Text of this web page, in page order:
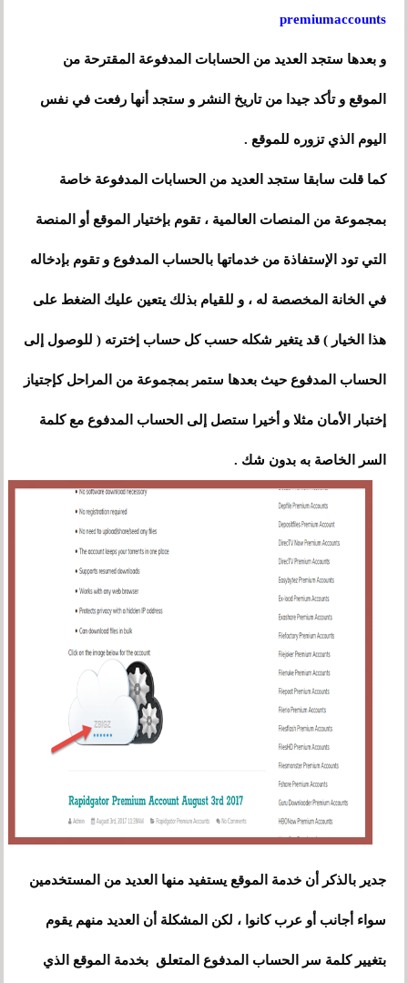
premiumaccounts
و بعدها ستجد العديد من الحسابات المدفوعة المقترحة من
الموقع و تأكد جيدا من تاريخ النشر و ستجد أنها رفعت في نفس
اليوم الذي تزوره للموقع .
كما قلت سابقا ستجد العديد من الحسابات المدفوعة خاصة
بمجموعة من المنصات العالمية ، تقوم بإختيار الموقع أو المنصة
التي تود الإستفاذة من خدماتها بالحساب المدفوع و تقوم بإدخاله
في الخانة المخصصة له ، و للقيام بذلك يتعين عليك الضغط على
هذا الخيار ) قد يتغير شكله حسب كل حساب إخترته ( للوصول إلى
الحساب المدفوع حيث بعدها ستمر بمجموعة من المراحل كإجتياز
إختبار الأمان مثلا و أخيرا ستصل إلى الحساب المدفوع مع كلمة
السر الخاصة به بدون شك .
جدير بالذكر أن خدمة الموقع يستفيد منها العديد من المستخدمين
سواء أجانب أو عرب كانوا ، لكن المشكلة أن العديد منهم يقوم
بتغيير كلمة سر الحساب المدفوع المتعلق بخدمة الموقع الذي